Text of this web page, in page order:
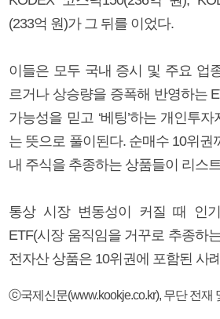
(233억 원)가 그 뒤를 이었다.
이들은 모두 국내 증시 및 주요 업
르거나 상승량을 증폭해 반영하는
가능성을 믿고 ‘베팅’하는 개인투
는 뜻으로 풀이된다. 순매수 10위권
내 주식을 추종하는 상품들이 리스
통상 시장 변동성이 커질 때 인
ETF(시장 움직임을 거꾸로 추종하
전자산 상품은 10위권에 포함된 사
ⓒ국제신문(www.kookje.co.kr), 무단 전재